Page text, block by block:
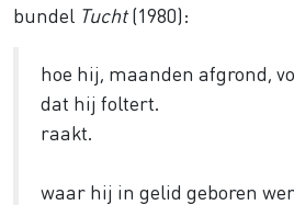
bundel Tucht(1980):
hoe hij, maanden afgrond,
dat hij foltert.
raakt.
waar hij in gelid geboren